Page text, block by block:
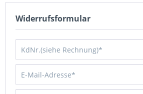
Widerrufsformular